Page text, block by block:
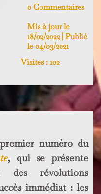
0 Commentaires
Mis à jour le
18/02/2022 | Publié
le 04/03/2021
Visites : 102
numéro du
, qui se présente
révolutions
immédiat : les